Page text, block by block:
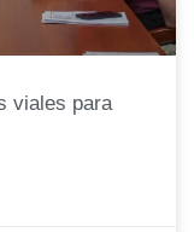
viales para